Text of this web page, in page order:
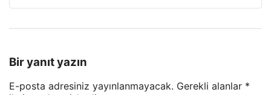
Bir yanıt yazın
E-posta adresiniz yayınlanmayacak. Gerekli alanlar *